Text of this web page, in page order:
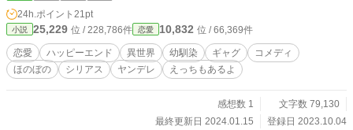
24h.ポイント 21pt
小説 25,229 位 / 228,786件 恋愛 10,832 位 / 66,369件
恋愛 ハッピーエンド 異世界 幼馴染 ギャグ
コメディ
ほのぼの
シリアス ヤンデレ えっちもあるよ
感想数 1
文字数 79,130
最終更新日 2024.01.15
登録日 2023.10.04